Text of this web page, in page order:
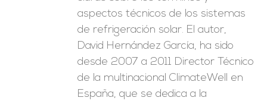
aspectos técnicos de los sistemas
de refrigeración solar. El autor,
David Hernández García, ha sido
desde 2007 a 2011 Director Técnico
de la multinacional ClimateWell en
España, que se dedica a la